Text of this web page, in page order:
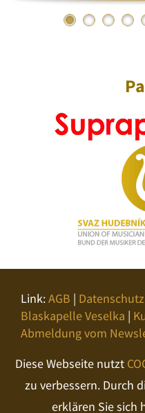
Link:AGB | Datenschutz
Blaskapelle Veselka |
Abmeldung vom
Diese Webseite nutzt
zu verbessern. Durch
erklären Sie sich